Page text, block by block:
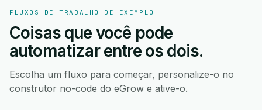
FLUXOS DE TRABALHO DE EXEMPLO
Coisas que você pode
automatizar entre os dois.
Escolha um fluxo para começar, personalize-o no
construtor no-code do eGrow e ative-o.